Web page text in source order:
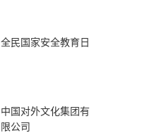
全民国家安全教育日
中国对外文化集团有
限公司